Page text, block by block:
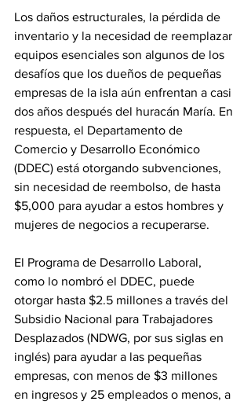
Los daños estructurales, la pérdida de
inventario y la necesidad de reemplazar
equipos esenciales son algunos de los
desafíos que los dueños de pequeñas
empresas de la isla aún enfrentan a casi
dos años después del huracán María. En
respuesta, el Departamento de
Comercio y Desarrollo Económico
(DDEC) está otorgando subvenciones,
sin necesidad de reembolso, de hasta
$5,000 para ayudar a estos hombres y
mujeres de negocios a recuperarse.
El Programa de Desarrollo Laboral,
como lo nombró el DDEC, puede
otorgar hasta $2.5 millones a través del
Subsidio Nacional para Trabajadores
Desplazados (NDWG, por sus siglas en
inglés) para ayudar a las pequeñas
empresas, con menos de $3 millones
en ingresos y 25 empleados o menos, a